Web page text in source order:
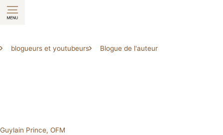
Aller
au
blogueurs et youtubeurs Blogue de l'auteur
Guylain Prince, OFM